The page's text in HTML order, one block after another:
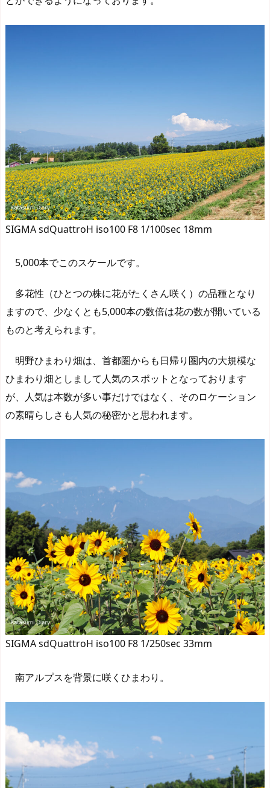
SIGMA sdQuattroH iso100 F8 1/100sec 18mm
5,000本でこのスケールです。
多花性（ひとつの株に花がたくさん咲く）の品種となり
ますので、少なくとも5,000本の数倍は花の数が開いている
ものと考えられます。
明野ひまわり畑は、首都圏からも日帰り圏内の大規模な
ひまわり畑としまして人気のスポットとなっております
が、人気は本数が多い事だけではなく、そのロケーション
の素晴らしさも人気の秘密かと思われます。
SIGMA sdQuattroH iso100 F8 1/250sec 33mm
南アルプスを背景に咲くひまわり。